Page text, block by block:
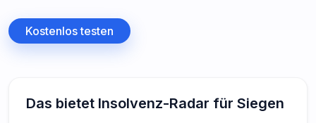
Kostenlos testen
Das bietet Insolvenz-Radar für Siegen